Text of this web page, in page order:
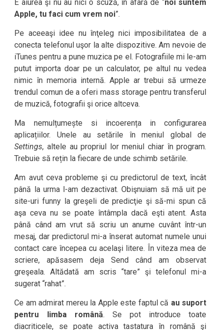
E aiurea şi nu au nici o scuză, în afară de “noi suntem
Apple, tu faci cum vrem noi”.
Pe aceeaşi idee nu înţeleg nici imposibilitatea de a
conecta telefonul uşor la alte dispozitive. Am nevoie de
iTunes pentru a pune muzica pe el. Fotografiile mi le-am
putut importa doar pe un calculator, pe altul nu vedea
nimic în memoria internă. Apple ar trebui să urmeze
trendul comun de a oferi mass storage pentru transferul
de muzică, fotografii şi orice altceva.
Ma nemulțumește si incoerența in configurarea
aplicațiilor. Unele au setările în meniul global de
Settings, altele au propriul lor meniul chiar în program.
Trebuie să rețin la fiecare de unde schimb setările.
Am avut ceva probleme şi cu predictorul de text, încât
până la urma l-am dezactivat. Obişnuiam să mă uit pe
site-uri funny la greşeli de predicţie şi să-mi spun că
aşa ceva nu se poate întâmpla dacă eşti atent. Asta
până când am vrut să scriu un anume cuvânt într-un
mesaj, dar predictorul mi-a înserat automat numele unui
contact care începea cu acelaşi litere. În viteza mea de
scriere, apăsasem deja Send când am observat
greşeala. Altădată am scris “tare” şi telefonul mi-a
sugerat “rahat”.
Ce am admirat mereu la Apple este faptul că au suport
pentru limba română. Se pot introduce toate
diacriticele, se poate activa tastatura în română şi